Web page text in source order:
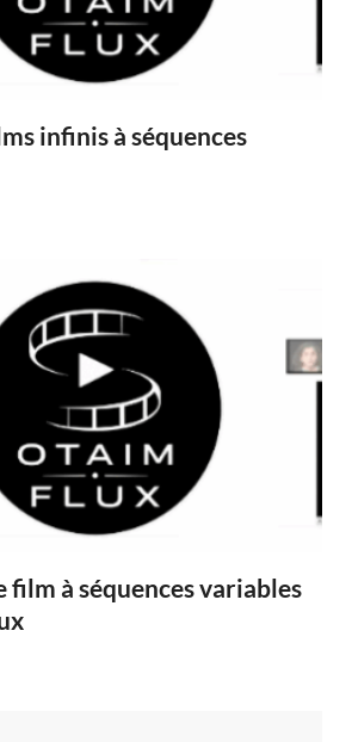
infinis à séquences
film à séquences variables